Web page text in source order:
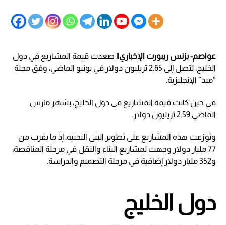
عواصم- بزنس ريبورت الإخباري|| صعدت قيمة المشاريع في دول
الخليج، لتصل إلى 2.65 تريليون دولار في يونيو الماضي، وفق مجلة
“ميد” الإنجليزية.
في حين كانت قيمة المشاريع في دول الخليج، بشهر مارس
الماضي 2.59 تريليون دولار.
وتوزعت هذه المشاريع على تطوير البنى التحتية، إذ ما يقرب من
77 مليار دولار وجهت لمشاريع البناء والنقل في مرحلة المناقصة،
و352 مليار دولار إضافية في مرحلة التصميم والدراسة.
دول الخليج